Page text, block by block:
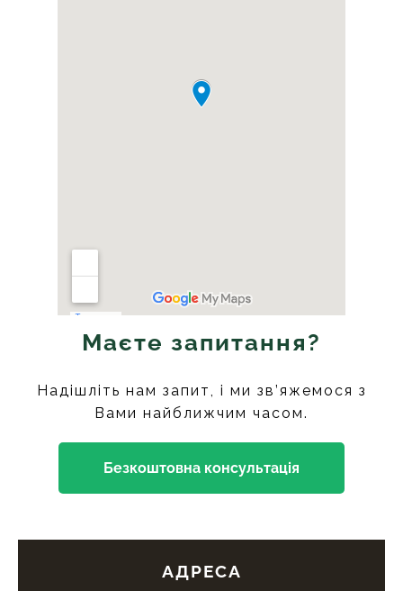
Маєте запитання?
Надішліть нам запит, і ми зв’яжемося з
Вами найближчим часом.
Безкоштовна консультація
АДРЕСА